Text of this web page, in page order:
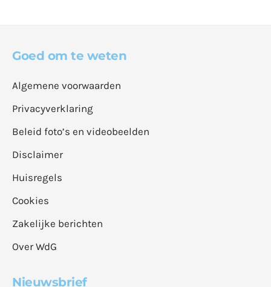
Goed om te weten
Algemene voorwaarden
Privacyverklaring
Beleid foto’s en videobeelden
Disclaimer
Huisregels
Cookies
Zakelijke berichten
Over WdG
Nieuwsbrief